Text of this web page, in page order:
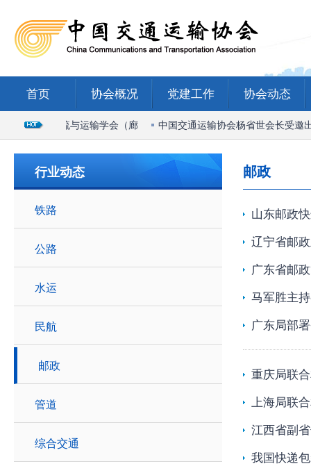
首页 协会概况 党建工作 协会动态
国际物流与运输学会（廊 中国交通运输协会杨省世会长受邀出
行业动态
铁路
公路
水运
民航
邮政
管道
综合交通
邮政
山东邮政
辽宁省邮
广东省邮
马军胜主
广东局部
重庆局联
上海局联
江西省副
我国快递